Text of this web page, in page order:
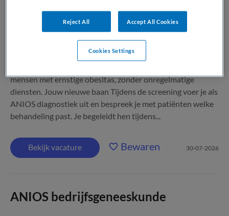
Parttime
mensen met ernstige obesitas, zonder onregelmatige
diensten. Jouw nieuwe baan Tijdens de screening voer je als
ANIOS diagnostiek uit en bespreek je met patiënten welke
behandeling past. Je begeleidt hen tijdens...
Bekijk vacature Bewaren 30-07-2026
ANIOS bedrijfsgeneeskunde
Reject All Accept All Cookies
Cookies Settings